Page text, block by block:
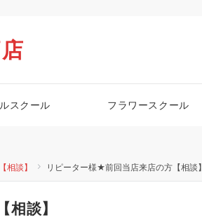
スクール フラワースクール
相談】 リピーター様★前回当店来店の方【相談】
談】